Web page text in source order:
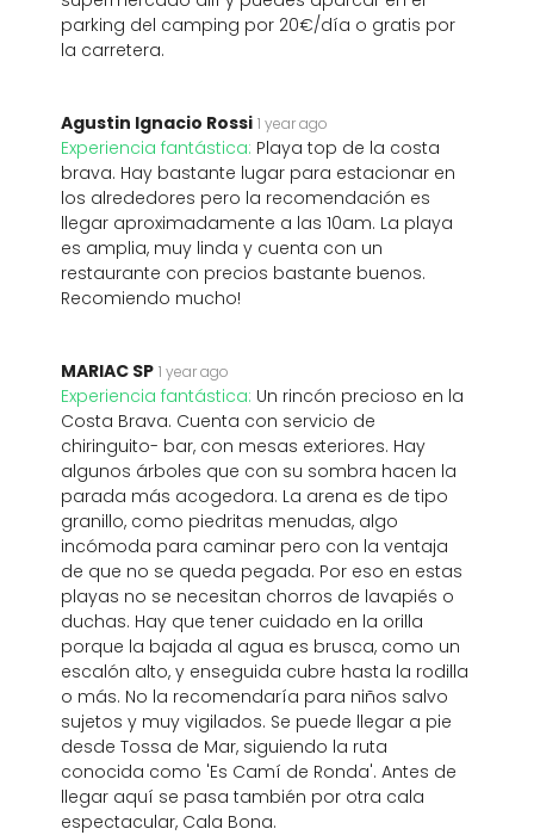
parking del camping por 20€/día o gratis por
la carretera.
Agustin Ignacio Rossi 1 year ago
Experiencia fantástica: Playa top de la costa
brava. Hay bastante lugar para estacionar en
los alrededores pero la recomendación es
llegar aproximadamente a las 10am. La playa
es amplia, muy linda y cuenta con un
restaurante con precios bastante buenos.
Recomiendo mucho!
MARIAC SP 1 year ago
Experiencia fantástica: Un rincón precioso en la
Costa Brava. Cuenta con servicio de
chiringuito- bar, con mesas exteriores. Hay
algunos árboles que con su sombra hacen la
parada más acogedora. La arena es de tipo
granillo, como piedritas menudas, algo
incómoda para caminar pero con la ventaja
de que no se queda pegada. Por eso en estas
playas no se necesitan chorros de lavapiés o
duchas. Hay que tener cuidado en la orilla
porque la bajada al agua es brusca, como un
escalón alto, y enseguida cubre hasta la rodilla
o más. No la recomendaría para niños salvo
sujetos y muy vigilados. Se puede llegar a pie
desde Tossa de Mar, siguiendo la ruta
conocida como 'Es Camí de Ronda'. Antes de
llegar aquí se pasa también por otra cala
espectacular, Cala Bona.